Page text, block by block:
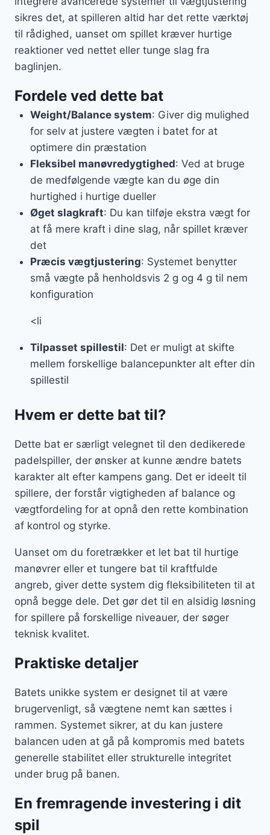
sikres det, at spilleren altid har det rette værktøj
til rådighed, uanset om spillet kræver hurtige
reaktioner ved nettet eller tunge slag fra
baglinjen.
Fordele ved dette bat
Weight/Balance system: Giver dig mulighed
for selv at justere vægten i batet for at
optimere din præstation
Fleksibel manøvredygtighed: Ved at bruge
de medfølgende vægte kan du øge din
hurtighed i hurtige dueller
Øget slagkraft: Du kan tilføje ekstra vægt for
at få mere kraft i dine slag, når spillet kræver
det
Præcis vægtjustering: Systemet benytter
små vægte på henholdsvis 2 g og 4 g til nem
konfiguration
<li
Tilpasset spillestil: Det er muligt at skifte
mellem forskellige balancepunkter alt efter din
spillestil
Hvem er dette bat til?
Dette bat er særligt velegnet til den dedikerede
padelspiller, der ønsker at kunne ændre batets
karakter alt efter kampens gang. Det er ideelt til
spillere, der forstår vigtigheden af balance og
vægtfordeling for at opnå den rette kombination
af kontrol og styrke.
Uanset om du foretrækker et let bat til hurtige
manøvrer eller et tungere bat til kraftfulde
angreb, giver dette system dig fleksibiliteten til at
opnå begge dele. Det gør det til en alsidig løsning
for spillere på forskellige niveauer, der søger
teknisk kvalitet.
Praktiske detaljer
Batets unikke system er designet til at være
brugervenligt, så vægtene nemt kan sættes i
rammen. Systemet sikrer, at du kan justere
balancen uden at gå på kompromis med batets
generelle stabilitet eller strukturelle integritet
under brug på banen.
En fremragende investering i dit
spil